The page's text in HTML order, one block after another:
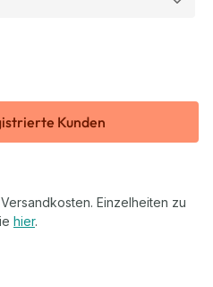
Kunden
Einzelheiten zu
hier.